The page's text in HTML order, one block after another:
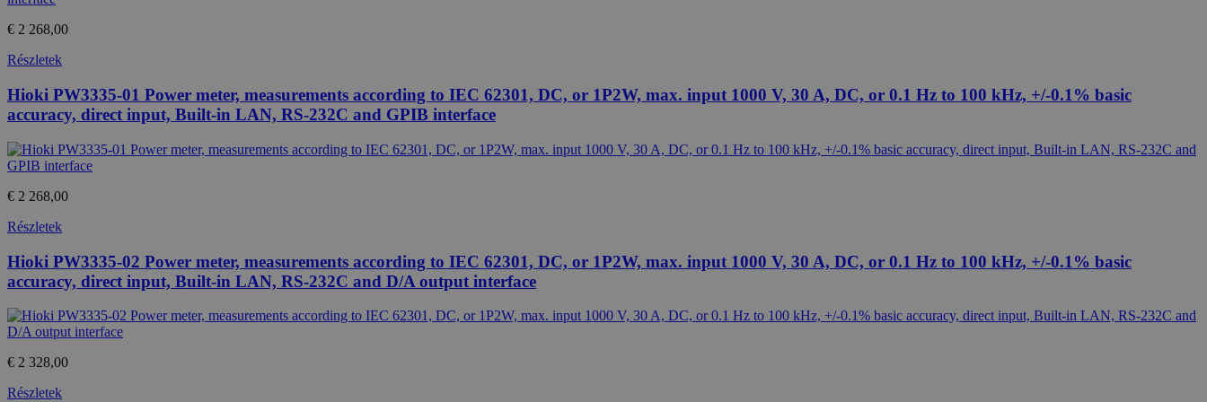
€ 2 268,00
Részletek
Hioki PW3335-01 Power meter, measurements according to IEC 62301, DC, or 1P2W, max. input 1000 V, 30 A, DC, or 0.1 Hz to 100 kHz, +/-0.1% basic
accuracy, direct input, Built-in LAN, RS-232C and GPIB interface
€ 2 268,00
Részletek
Hioki PW3335-02 Power meter, measurements according to IEC 62301, DC, or 1P2W, max. input 1000 V, 30 A, DC, or 0.1 Hz to 100 kHz, +/-0.1% basic
accuracy, direct input, Built-in LAN, RS-232C and D/A output interface
€ 2 328,00
Részletek